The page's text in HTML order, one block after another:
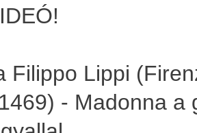
Filippo Lippi
- Madonna a